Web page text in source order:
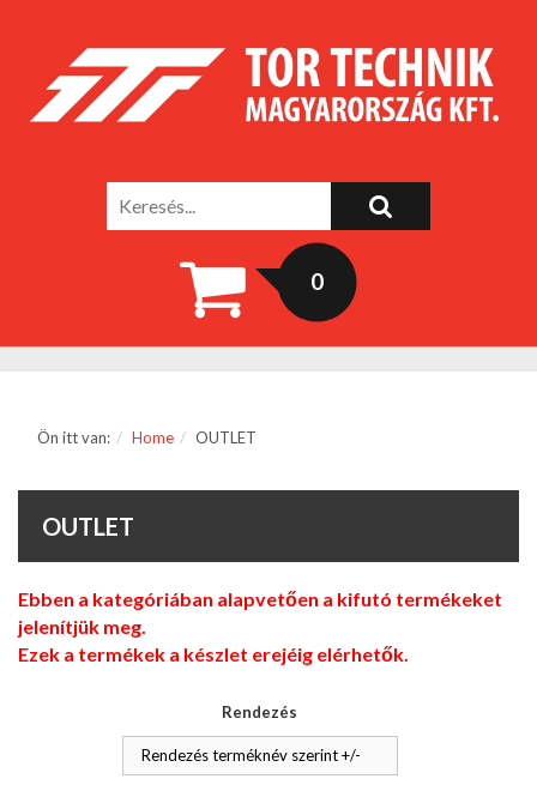
0
Ön itt van: Home OUTLET
OUTLET
Ebben a kategóriában alapvetően a kifutó termékeket
jelenítjük meg.
Ezek a termékek a készlet erejéig elérhetők.
Rendezés
Rendezés terméknév szerint +/-